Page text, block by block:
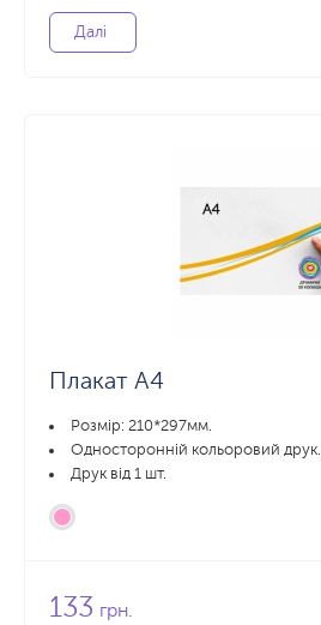
Далі
Плакат А4
Розмір: 210*297мм.
Односторонній кольоровий друк.
Друк від 1 шт.
133 грн.